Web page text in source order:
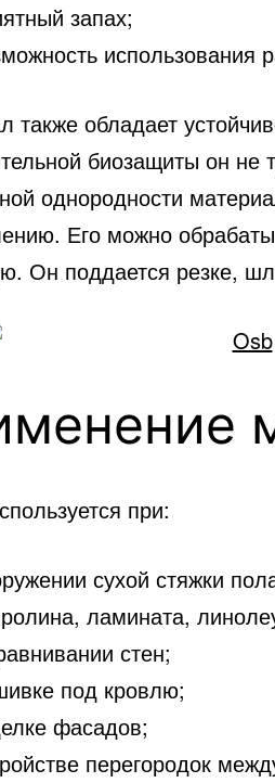
запах;
использования
также обладает
биозащиты он не
однородности
Его можно
Он поддается резке,
при:
сухой стяжки
ламината,
стен;
под кровлю;
фасадов;
перегородок